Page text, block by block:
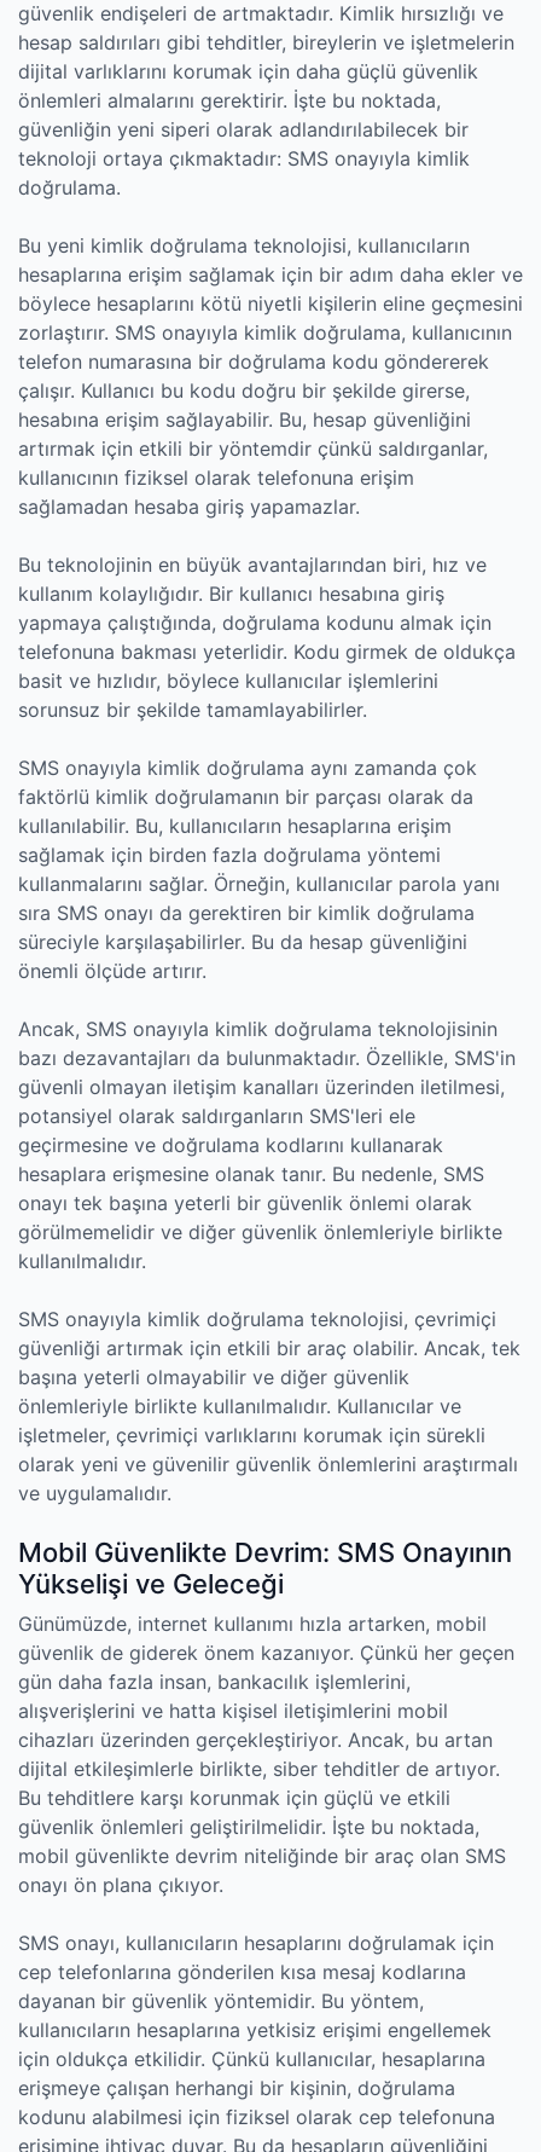
güvenlik endişeleri de artmaktadır. Kimlik hırsızlığı ve
hesap saldırıları gibi tehditler, bireylerin ve işletmelerin
dijital varlıklarını korumak için daha güçlü güvenlik
önlemleri almalarını gerektirir. İşte bu noktada,
güvenliğin yeni siperi olarak adlandırılabilecek bir
teknoloji ortaya çıkmaktadır: SMS onayıyla kimlik
doğrulama.
Bu yeni kimlik doğrulama teknolojisi, kullanıcıların
hesaplarına erişim sağlamak için bir adım daha ekler ve
böylece hesaplarını kötü niyetli kişilerin eline geçmesini
zorlaştırır. SMS onayıyla kimlik doğrulama, kullanıcının
telefon numarasına bir doğrulama kodu göndererek
çalışır. Kullanıcı bu kodu doğru bir şekilde girerse,
hesabına erişim sağlayabilir. Bu, hesap güvenliğini
artırmak için etkili bir yöntemdir çünkü saldırganlar,
kullanıcının fiziksel olarak telefonuna erişim
sağlamadan hesaba giriş yapamazlar.
Bu teknolojinin en büyük avantajlarından biri, hız ve
kullanım kolaylığıdır. Bir kullanıcı hesabına giriş
yapmaya çalıştığında, doğrulama kodunu almak için
telefonuna bakması yeterlidir. Kodu girmek de oldukça
basit ve hızlıdır, böylece kullanıcılar işlemlerini
sorunsuz bir şekilde tamamlayabilirler.
SMS onayıyla kimlik doğrulama aynı zamanda çok
faktörlü kimlik doğrulamanın bir parçası olarak da
kullanılabilir. Bu, kullanıcıların hesaplarına erişim
sağlamak için birden fazla doğrulama yöntemi
kullanmalarını sağlar. Örneğin, kullanıcılar parola yanı
sıra SMS onayı da gerektiren bir kimlik doğrulama
süreciyle karşılaşabilirler. Bu da hesap güvenliğini
önemli ölçüde artırır.
Ancak, SMS onayıyla kimlik doğrulama teknolojisinin
bazı dezavantajları da bulunmaktadır. Özellikle, SMS'in
güvenli olmayan iletişim kanalları üzerinden iletilmesi,
potansiyel olarak saldırganların SMS'leri ele
geçirmesine ve doğrulama kodlarını kullanarak
hesaplara erişmesine olanak tanır. Bu nedenle, SMS
onayı tek başına yeterli bir güvenlik önlemi olarak
görülmemelidir ve diğer güvenlik önlemleriyle birlikte
kullanılmalıdır.
SMS onayıyla kimlik doğrulama teknolojisi, çevrimiçi
güvenliği artırmak için etkili bir araç olabilir. Ancak, tek
başına yeterli olmayabilir ve diğer güvenlik
önlemleriyle birlikte kullanılmalıdır. Kullanıcılar ve
işletmeler, çevrimiçi varlıklarını korumak için sürekli
olarak yeni ve güvenilir güvenlik önlemlerini araştırmalı
ve uygulamalıdır.
Mobil Güvenlikte Devrim: SMS Onayının
Yükselişi ve Geleceği
Günümüzde, internet kullanımı hızla artarken, mobil
güvenlik de giderek önem kazanıyor. Çünkü her geçen
gün daha fazla insan, bankacılık işlemlerini,
alışverişlerini ve hatta kişisel iletişimlerini mobil
cihazları üzerinden gerçekleştiriyor. Ancak, bu artan
dijital etkileşimlerle birlikte, siber tehditler de artıyor.
Bu tehditlere karşı korunmak için güçlü ve etkili
güvenlik önlemleri geliştirilmelidir. İşte bu noktada,
mobil güvenlikte devrim niteliğinde bir araç olan SMS
onayı ön plana çıkıyor.
SMS onayı, kullanıcıların hesaplarını doğrulamak için
cep telefonlarına gönderilen kısa mesaj kodlarına
dayanan bir güvenlik yöntemidir. Bu yöntem,
kullanıcıların hesaplarına yetkisiz erişimi engellemek
için oldukça etkilidir. Çünkü kullanıcılar, hesaplarına
erişmeye çalışan herhangi bir kişinin, doğrulama
kodunu alabilmesi için fiziksel olarak cep telefonuna
erişimine ihtiyaç duyar. Bu da hesapların güvenliğini